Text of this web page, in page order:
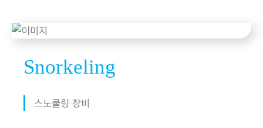
Snorkeling
스노쿨링 장비